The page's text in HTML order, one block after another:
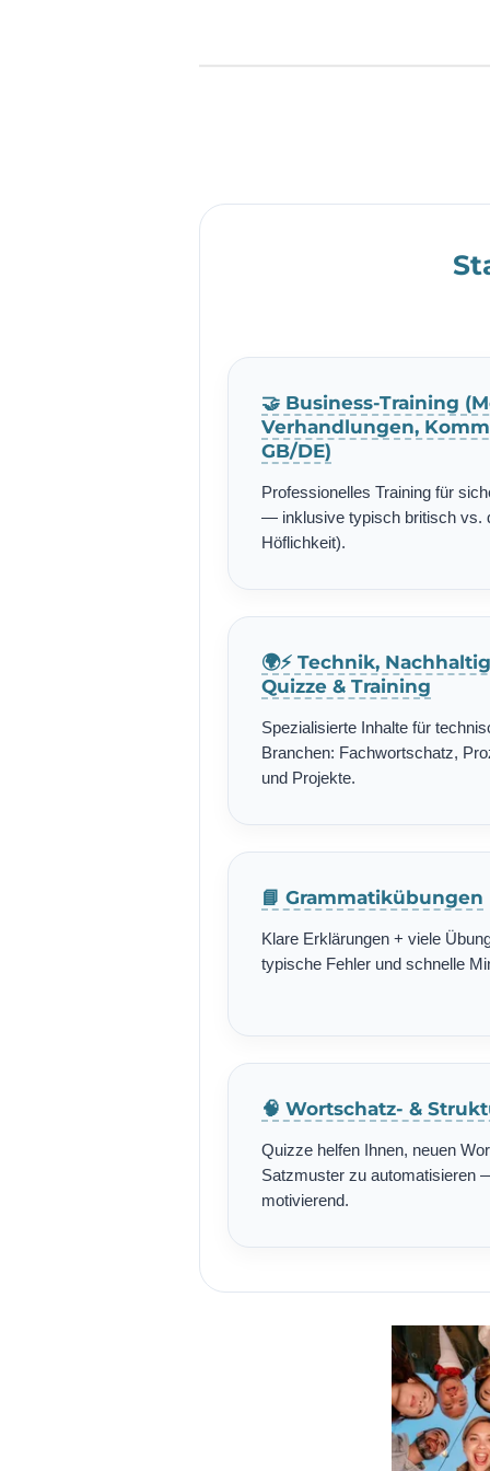
🤝 Business-Training
Verhandlungen,
GB/DE)
Professionelles Training für
— inklusive typisch britisch vs.
Höflichkeit).
🌍⚡ Technik,
Quizze & Training
Spezialisierte Inhalte für
Branchen: Fachwortschatz,
und Projekte.
📘 Grammatikübungen
Klare Erklärungen + viele
typische Fehler und schnelle
🧠 Wortschatz- &
Quizze helfen Ihnen, neuen
Satzmuster zu automatisieren
motivierend.